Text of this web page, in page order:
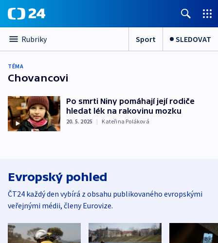
Rubriky Sport SLEDOVAT
TÉMA
Chovancovi
Po smrti Niny pomáhají její rodiče
hledat lék na rakovinu mozku
20. 5. 2025 | Kateřina Poláková
Evropský pohled
ČT24 každý den vybírá z obsahu publikovaného evropskými
veřejnými médii, členy Eurovize.